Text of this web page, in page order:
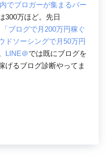
でブロガーが集まるバー
300万ほど。先日
「ブログで月200万円稼ぐ
ドソーシングで月50万円
LINE＠では既にブログを
げるブログ診断やってま